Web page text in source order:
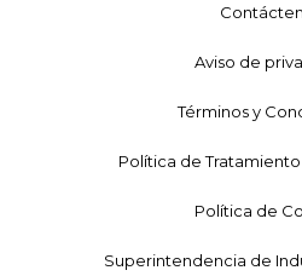
Aviso de
Términos y
Política de
Política de
Superintendencia de